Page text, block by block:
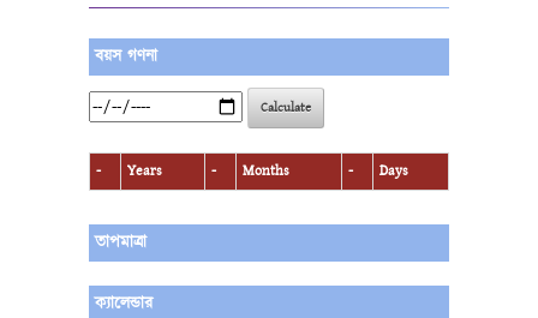
বয়স গণনা
Calculate
- Years - Months - Days
তাপমাত্রা
ক্যালেন্ডার